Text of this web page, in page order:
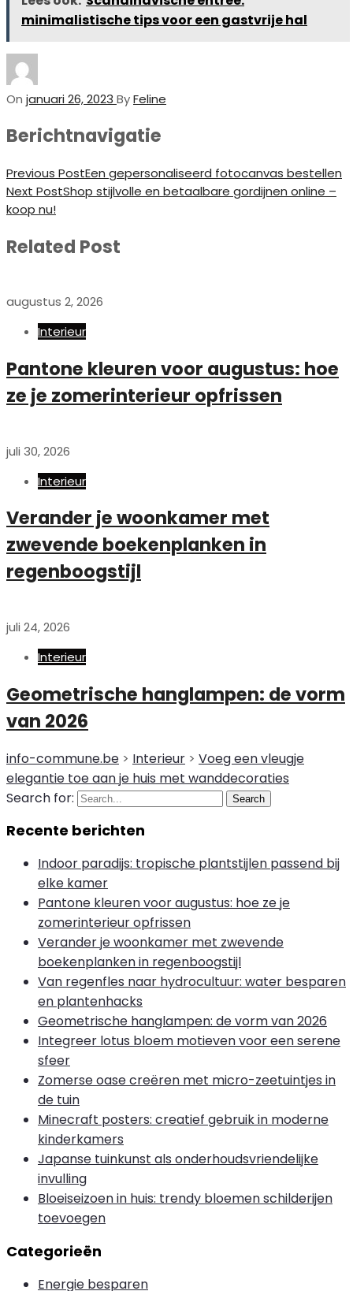
minimalistische tips voor een gastvrije hal
On januari 26, 2023 ByFeline
Berichtnavigatie
Previous PostEen gepersonaliseerd fotocanvas bestellen
Next PostShop stijlvolle en betaalbare gordijnen online –
koop nu!
Related Post
augustus 2, 2026
Interieur
Pantone kleuren voor augustus: hoe
ze je zomerinterieur opfrissen
juli 30, 2026
Interieur
Verander je woonkamer met
zwevende boekenplanken in
regenboogstijl
juli 24, 2026
Interieur
Geometrische hanglampen: de vorm
van 2026
info-commune.be > Interieur > Voeg een vleugje
elegantie toe aan je huis met wanddecoraties
Search for:
Search
Recente berichten
Indoor paradijs: tropische plantstijlen passend bij
elke kamer
Pantone kleuren voor augustus: hoe ze je
zomerinterieur opfrissen
Verander je woonkamer met zwevende
boekenplanken in regenboogstijl
Van regenfles naar hydrocultuur: water besparen
en plantenhacks
Geometrische hanglampen: de vorm van 2026
Integreer lotus bloem motieven voor een serene
sfeer
Zomerse oase creëren met micro-zeetuintjes in
de tuin
Minecraft posters: creatief gebruik in moderne
kinderkamers
Japanse tuinkunst als onderhoudsvriendelijke
invulling
Bloeiseizoen in huis: trendy bloemen schilderijen
toevoegen
Categorieën
Energie besparen